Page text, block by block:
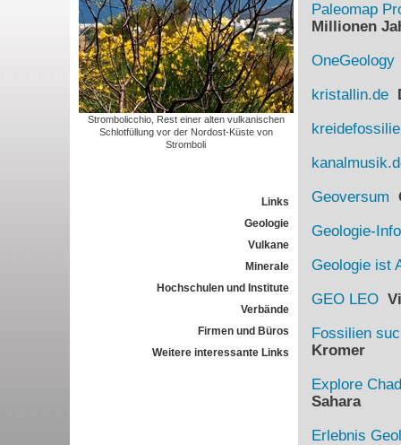
Strombolicchio, Rest einer alten vulkanischen
Schlotfüllung vor der Nordost-Küste von
Stromboli
Links
Geologie
Vulkane
Minerale
Hochschulen und Institute
Verbände
Firmen und Büros
Weitere interessante Links
Paleomap
Millionen
OneGeology
kristallin.de
Geoversum
Geologie-Info
Geologie ist
GEO LEO
Fossilien
Kromer
Explore Chad
Sahara
Erlebnis